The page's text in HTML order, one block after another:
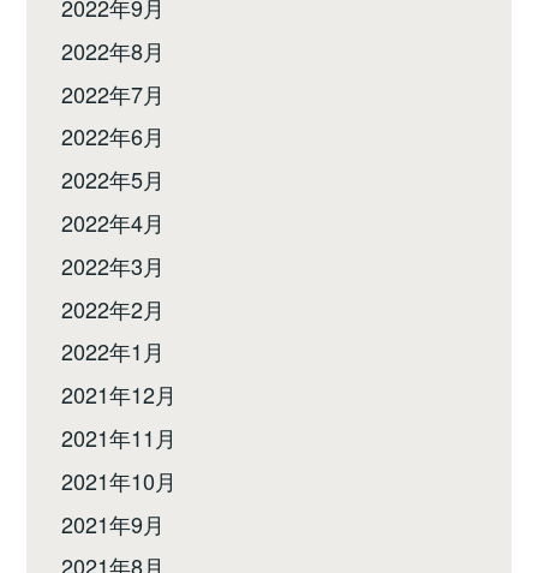
2022年9月
2022年8月
2022年7月
2022年6月
2022年5月
2022年4月
2022年3月
2022年2月
2022年1月
2021年12月
2021年11月
2021年10月
2021年9月
2021年8月